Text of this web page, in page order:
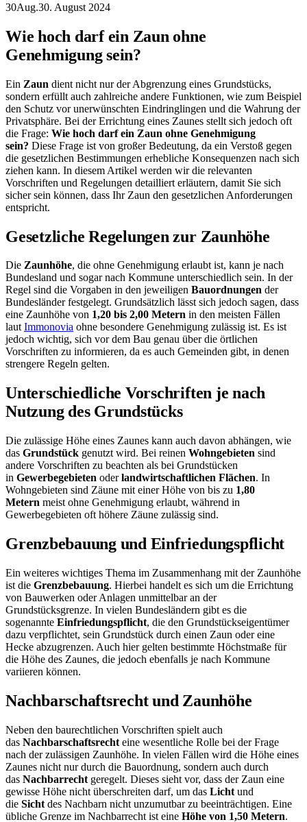
30Aug.30. August 2024
Wie hoch darf ein Zaun ohne
Genehmigung sein?
Ein Zaun dient nicht nur der Abgrenzung eines Grundstücks,
sondern erfüllt auch zahlreiche andere Funktionen, wie zum Beispiel
den Schutz vor unerwünschten Eindringlingen und die Wahrung der
Privatsphäre. Bei der Errichtung eines Zaunes stellt sich jedoch oft
die Frage: Wie hoch darf ein Zaun ohne Genehmigung
sein? Diese Frage ist von großer Bedeutung, da ein Verstoß gegen
die gesetzlichen Bestimmungen erhebliche Konsequenzen nach sich
ziehen kann. In diesem Artikel werden wir die relevanten
Vorschriften und Regelungen detailliert erläutern, damit Sie sich
sicher sein können, dass Ihr Zaun den gesetzlichen Anforderungen
entspricht.
Gesetzliche Regelungen zur Zaunhöhe
Die Zaunhöhe, die ohne Genehmigung erlaubt ist, kann je nach
Bundesland und sogar nach Kommune unterschiedlich sein. In der
Regel sind die Vorgaben in den jeweiligen Bauordnungen der
Bundesländer festgelegt. Grundsätzlich lässt sich jedoch sagen, dass
eine Zaunhöhe von 1,20 bis 2,00 Metern in den meisten Fällen
lautImmonovia ohne besondere Genehmigung zulässig ist. Es ist
jedoch wichtig, sich vor dem Bau genau über die örtlichen
Vorschriften zu informieren, da es auch Gemeinden gibt, in denen
strengere Regeln gelten.
Unterschiedliche Vorschriften je nach
Nutzung des Grundstücks
Die zulässige Höhe eines Zaunes kann auch davon abhängen, wie
das Grundstück genutzt wird. Bei reinen Wohngebieten sind
andere Vorschriften zu beachten als bei Grundstücken
in Gewerbegebieten oderlandwirtschaftlichen Flächen. In
Wohngebieten sind Zäune mit einer Höhe von bis zu 1,80
Metern meist ohne Genehmigung erlaubt, während in
Gewerbegebieten oft höhere Zäune zulässig sind.
Grenzbebauung und Einfriedungspflicht
Ein weiteres wichtiges Thema im Zusammenhang mit der Zaunhöhe
ist die Grenzbebauung. Hierbei handelt es sich um die Errichtung
von Bauwerken oder Anlagen unmittelbar an der
Grundstücksgrenze. In vielen Bundesländern gibt es die
sogenannte Einfriedungspflicht, die den Grundstückseigentümer
dazu verpflichtet, sein Grundstück durch einen Zaun oder eine
Hecke abzugrenzen. Auch hier gelten bestimmte Höchstmaße für
die Höhe des Zaunes, die jedoch ebenfalls je nach Kommune
variieren können.
Nachbarschaftsrecht und Zaunhöhe
Neben den baurechtlichen Vorschriften spielt auch
das Nachbarschaftsrecht eine wesentliche Rolle bei der Frage
nach der zulässigen Zaunhöhe. In vielen Fällen wird die Höhe eines
Zaunes nicht nur durch die Bauordnung, sondern auch durch
das Nachbarrecht geregelt. Dieses sieht vor, dass der Zaun eine
gewisse Höhe nicht überschreiten darf, um das Licht und
die Sicht des Nachbarn nicht unzumutbar zu beeinträchtigen. Eine
übliche Grenze im Nachbarrecht ist eine Höhe von 1,50 Metern.